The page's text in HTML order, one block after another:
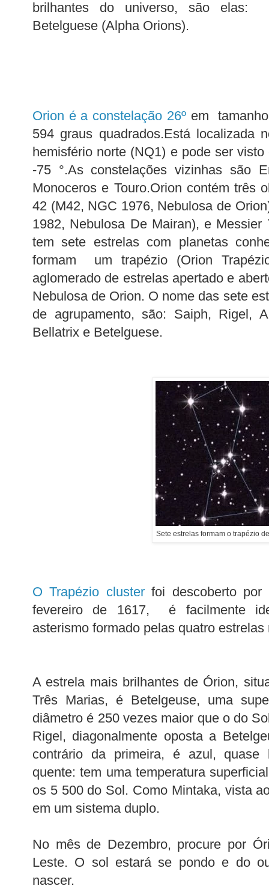
brilhantes do universo, são elas:
Betelguese (Alpha Orions).
Orion é a constelação 26ºem
594 graus quadrados.Está localizada
hemisfério norte (NQ1) e pode ser
-75 °.As constelações vizinhas são
Monoceros e Touro.Orion contém três
42 (M42, NGC 1976, Nebulosa de
1982, Nebulosa De Mairan), e
tem sete estrelas com planetas
formam um trapézio (Orion
aglomerado de estrelas apertado e
Nebulosa de Orion. O nome das sete
de agrupamento, são: Saiph, Rigel,
Bellatrix e Betelguese.
Sete estrelas formam o trapézio
O Trapézio clusterfoi descoberto por
fevereiro de 1617, é facilmente
asterismo formado pelas quatro
A estrela mais brilhantes de Órion,
Três Marias, é Betelgeuse, uma
diâmetro é 250 vezes maior que o do
Rigel, diagonalmente oposta a
contrário da primeira, é azul, quase
quente: tem uma temperatura
os 5 500 do Sol. Como Mintaka, vista
em um sistema duplo.
No mês de Dezembro, procure por
Leste. O sol estará se pondo e do
nascer.